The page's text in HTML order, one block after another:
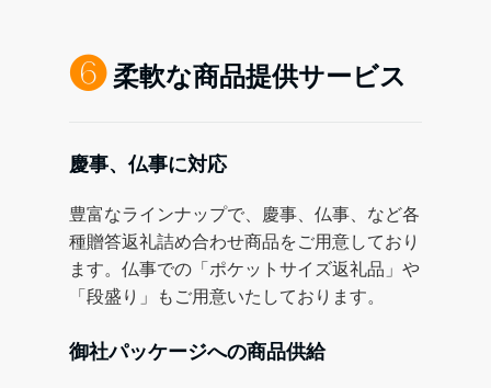
❻柔軟な商品提供サービス
慶事、仏事に対応
豊富なラインナップで、慶事、仏事、など各
種贈答返礼詰め合わせ商品をご用意しており
ます。仏事での「ポケットサイズ返礼品」や
「段盛り」もご用意いたしております。
御社パッケージへの商品供給